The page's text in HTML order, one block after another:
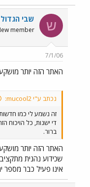
ש שבי הגדול1
member
7/1/06
האתר הזה יותר
נכתב ע"י mucool2:
זה נשמע לי כמו
די ישנות, כל הויכוח
ברור.
האתר הזה יותר
שכידוע נהנית
אינו פעיל כבר מספר